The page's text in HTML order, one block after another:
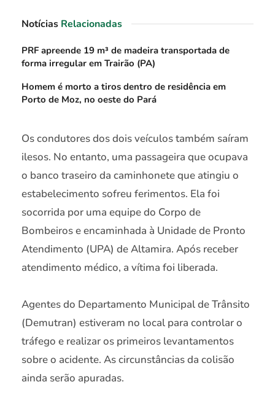
Notícias Relacionadas
PRF apreende 19 m³ de madeira transportada de
forma irregular em Trairão (PA)
Homem é morto a tiros dentro de residência em
Porto de Moz, no oeste do Pará
Os condutores dos dois veículos também saíram
ilesos. No entanto, uma passageira que ocupava
o banco traseiro da caminhonete que atingiu o
estabelecimento sofreu ferimentos. Ela foi
socorrida por uma equipe do Corpo de
Bombeiros e encaminhada à Unidade de Pronto
Atendimento (UPA) de Altamira. Após receber
atendimento médico, a vítima foi liberada.
Agentes do Departamento Municipal de Trânsito
(Demutran) estiveram no local para controlar o
tráfego e realizar os primeiros levantamentos
sobre o acidente. As circunstâncias da colisão
ainda serão apuradas.